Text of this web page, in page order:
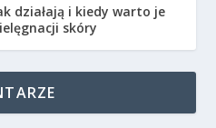
działają i kiedy warto je
skóry